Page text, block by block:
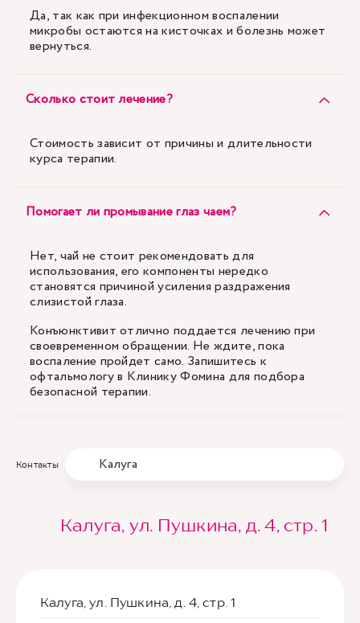
Да, так как при инфекционном воспалении
микробы остаются на кисточках и болезнь может
вернуться.
Сколько стоит лечение?
Стоимость зависит от причины и длительности
курса терапии.
Помогает ли промывание глаз чаем?
Нет, чай не стоит рекомендовать для
использования, его компоненты нередко
становятся причиной усиления раздражения
слизистой глаза.
Конъюнктивит отлично поддается лечению при
своевременном обращении. Не ждите, пока
воспаление пройдет само. Запишитесь к
офтальмологу в Клинику Фомина для подбора
безопасной терапии.
Контакты Калуга
Калуга, ул. Пушкина, д. 4, стр. 1
Калуга, ул. Пушкина, д. 4, стр. 1